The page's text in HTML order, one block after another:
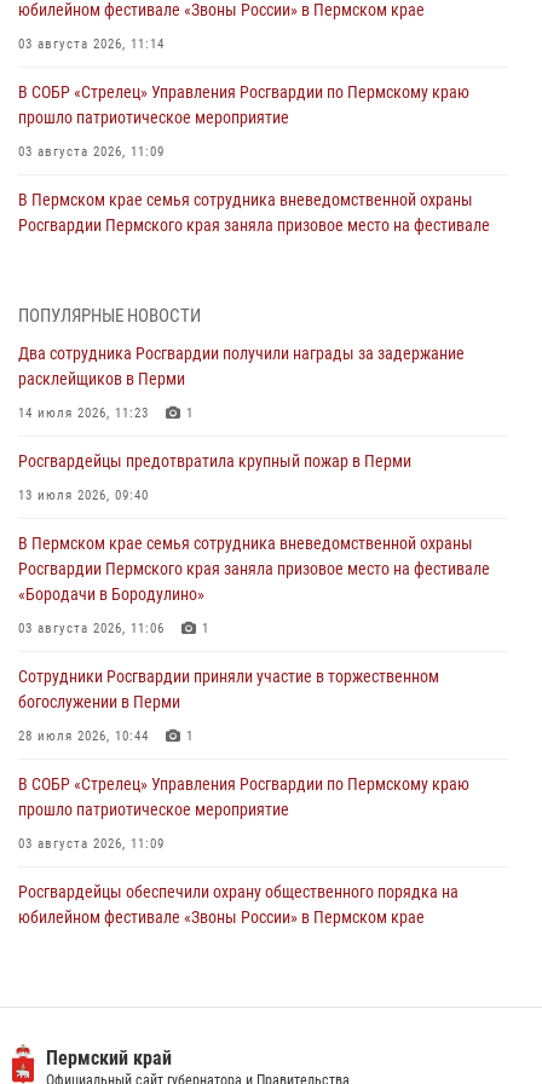
юбилейном фестивале «Звоны России» в Пермском крае
03 августа 2026, 11:14
В СОБР «Стрелец» Управления Росгвардии по Пермскому краю
прошло патриотическое мероприятие
03 августа 2026, 11:09
В Пермском крае семья сотрудника вневедомственной охраны
Росгвардии Пермского края заняла призовое место на фестивале
юных спортсменов
03 августа 2026, 10:59
30 июля 2026, 05:19
богослужении в Перми
28 июля 2026, 10:44
Росгвардейцы оказали силовую поддержку при задержании
28 июля 2026, 06:15
ПОПУЛЯРНЫЕ НОВОСТИ
Два сотрудника Росгвардии получили награды за задержание
расклейщиков в Перми
14 июля 2026, 11:23 1
Росгвардейцы предотвратила крупный пожар в Перми
13 июля 2026, 09:40
В Пермском крае семья сотрудника вневедомственной охраны
Росгвардии Пермского края заняла призовое место на фестивале
«Бородачи в Бородулино»
03 августа 2026, 11:06 1
Сотрудники Росгвардии приняли участие в торжественном
богослужении в Перми
28 июля 2026, 10:44 1
В СОБР «Стрелец» Управления Росгвардии по Пермскому краю
прошло патриотическое мероприятие
03 августа 2026, 11:09
Росгвардейцы обеспечили охрану общественного порядка на
юбилейном фестивале «Звоны России» в Пермском крае
ветеринарно-санитарной службы с годовщиной образования
Пермский край
Официальный сайт губернатора и Правительства